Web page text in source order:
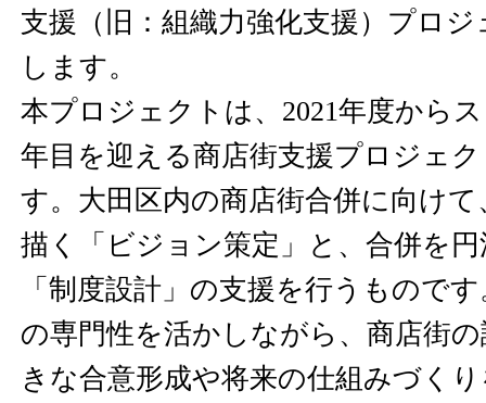
支援（旧：組織力強化支援）プロ
します。
本プロジェクトは、2021年度から
年目を迎える商店街支援プロジェ
す。大田区内の商店街合併に向け
描く「ビジョン策定」と、合併を
「制度設計」の支援を行うもので
の専門性を活かしながら、商店街
きな合意形成や将来の仕組みづく